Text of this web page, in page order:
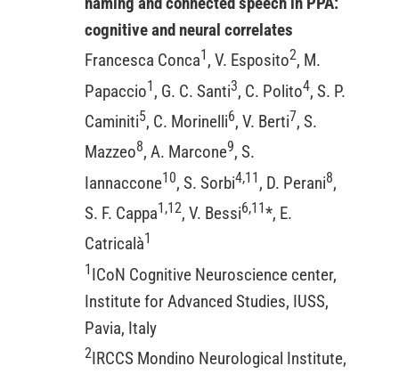
cognitive and neural correlates
Francesca Conca1 , V. Esposito2, M.
Papaccio1 , G. C. Santi3, C. Polito4, S. P.
Caminiti5, C. Morinelli6, V. Berti7, S.
Mazzeo8, A. Marcone9, S.
Iannaccone10, S. Sorbi4,11 , D. Perani8,
S. F. Cappa1,12, V. Bessi6,11*, E.
Catricalà1
1 ICoN Cognitive Neuroscience center,
Institute for Advanced Studies, IUSS,
Pavia, Italy
2IRCCS Mondino Neurological Institute,